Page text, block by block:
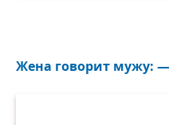
Жена говорит мужу: